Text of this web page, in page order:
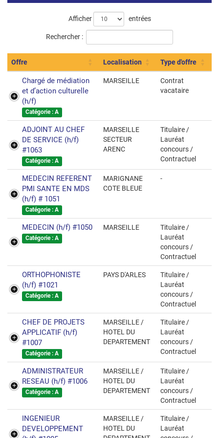
offres
Afficher entrées
Rechercher :
Offre Localisation Type d'offre
Chargé de médiation
et d’action culturelle
(h/f)
Catégorie : A
MARSEILLE
Contrat
vacataire
ADJOINT AU CHEF
DE SERVICE (h/f)
#1063
Catégorie : A
MARSEILLE
SECTEUR
ARENC
Titulaire /
Lauréat
concours /
Contractuel
MEDECIN REFERENT
PMI SANTE EN MDS
(h/f) # 1051
Catégorie : A
MARIGNANE
COTE BLEUE
-
MEDECIN (h/f) #1050
Catégorie : A
MARSEILLE
Titulaire /
Lauréat
concours /
Contractuel
ORTHOPHONISTE
(h/f) #1021
Catégorie : A
PAYS D'ARLES
Titulaire /
Lauréat
concours /
Contractuel
CHEF DE PROJETS
APPLICATIF (h/f)
#1007
Catégorie : A
MARSEILLE /
HOTEL DU
DEPARTEMENT
Titulaire /
Lauréat
concours /
Contractuel
ADMINISTRATEUR
RESEAU (h/f) #1006
Catégorie : A
MARSEILLE /
HOTEL DU
DEPARTEMENT
Titulaire /
Lauréat
concours /
Contractuel
INGENIEUR
DEVELOPPEMENT
MARSEILLE /
HOTEL DU
Titulaire /
Lauréat